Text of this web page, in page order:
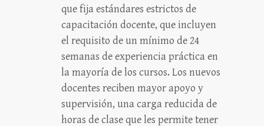
que fija estándares estrictos de
capacitación docente, que incluyen
el requisito de un mínimo de 24
semanas de experiencia práctica en
la mayoría de los cursos. Los nuevos
docentes reciben mayor apoyo y
supervisión, una carga reducida de
horas de clase que les permite tener